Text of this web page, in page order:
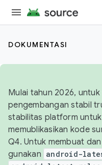
DOKUMENTASI
Mulai tahun 2026,
pengembangan stabil
stabilitas platform
memublikasikan kode
Q4. Untuk membuat
gunakan android-